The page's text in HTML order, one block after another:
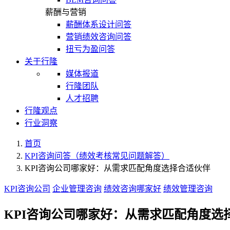
薪酬与营销
薪酬体系设计问答
营销绩效咨询问答
扭亏为盈问答
关于行隆
媒体报道
行隆团队
人才招聘
行隆观点
行业洞察
首页
KPI咨询问答（绩效考核常见问题解答）
KPI咨询公司哪家好：从需求匹配角度选择合适伙伴
KPI咨询公司 企业管理咨询 绩效咨询哪家好 绩效管理咨询
KPI咨询公司哪家好：从需求匹配角度选